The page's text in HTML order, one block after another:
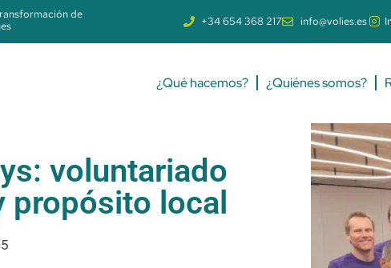
de
+34 654 368 217 info@volies.es
¿Qué hacemos? ¿Quiénes somos?
voluntariado
propósito local